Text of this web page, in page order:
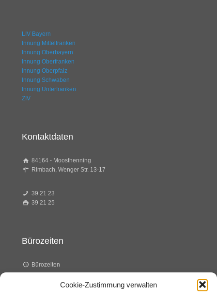
Cookie-Zustimmung verwalten
LIV Bayern
Innung Mittelfranken
Innung Oberbayern
Innung Oberfranken
Innung Oberpfalz
Innung Schwaben
Innung Unterfranken
ZIV
Kontaktdaten
84164 - Moosthenning
Rimbach, Wenger Str. 13-17
39 21 23
39 21 25
Bürozeiten
Bürozeiten
Dienstag 8.00 – 14.00 Uhr